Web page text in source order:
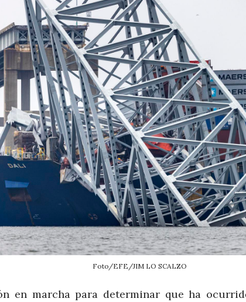
Foto/EFE/JIM LO SCALZO
en marcha para determinar que ha